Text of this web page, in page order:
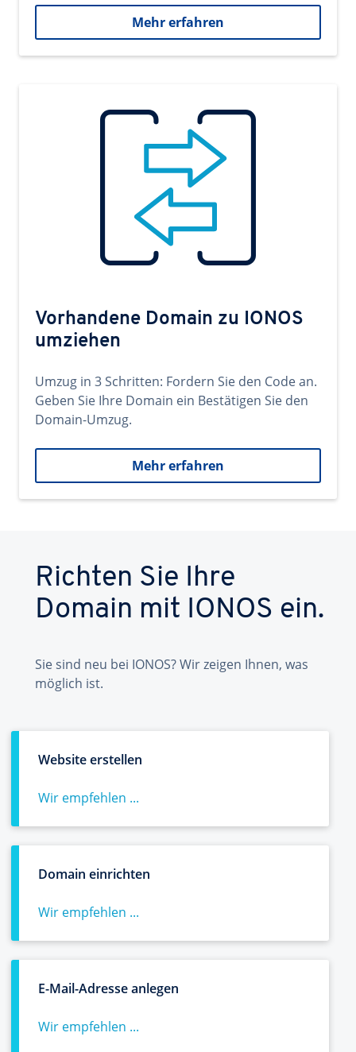
Mehr erfahren
Vorhandene Domain zu IONOS
umziehen
Umzug in 3 Schritten: Fordern Sie den Code an.
Geben Sie Ihre Domain ein Bestätigen Sie den
Domain-Umzug.
Mehr erfahren
Richten Sie Ihre
Domain mit IONOS ein.
Sie sind neu bei IONOS? Wir zeigen Ihnen, was
möglich ist.
Website erstellen
Wir empfehlen ...
Domain einrichten
Wir empfehlen ...
E-Mail-Adresse anlegen
Wir empfehlen ...